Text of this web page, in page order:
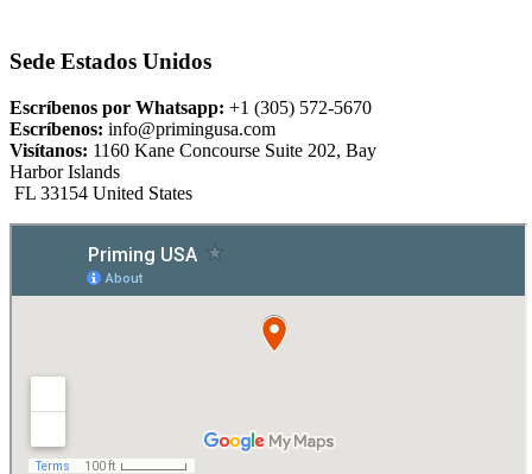
Sede Estados Unidos
Escríbenos por Whatsapp: +1 (305) 572-5670
Escríbenos: info@primingusa.com
Visítanos: 1160 Kane Concourse Suite 202, Bay
Harbor Islands
FL 33154 United States